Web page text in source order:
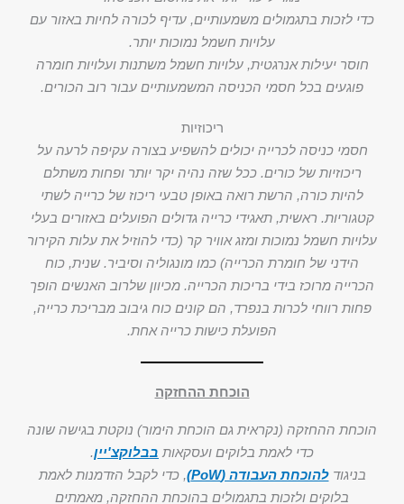
כדי לזכות בתגמולים משמעותיים, עדיף לכורה לחיות באזור עם
עלויות חשמל נמוכות יותר.
חוסר יעילות אנרגטית, עלויות חשמל משתנות ועלויות חומרה
פוגעים בכל חסמי הכניסה המשמעותיים עבור רוב הכורים.
ריכוזיות
חסמי כניסה לכרייה יכולים להשפיע בצורה עקיפה לרעה על
ריכוזיות של כורים. ככל שזה נהיה יקר יותר ופחות משתלם
להיות כורה, הרשת רואה באופן טבעי ריכוז של כרייה לשתי
קטגוריות. ראשית, תאגידי כרייה גדולים הפועלים באזורים בעלי
עלויות חשמל נמוכות ומזג אוויר קר (כדי להוזיל את עלות הקירור
הידני של חומרת הכרייה) כמו מונגוליה וסיביר. שנית, כוח
הכרייה מרוכז בידי בריכות הכרייה. מכיוון שלרוב האנשים הופך
פחות רווחי לכרות בנפרד, הם קונים כוח גיבוב מבריכת כרייה,
הפועלת כישות כרייה אחת.
הוכחת ההחזקה
הוכחת ההחזקה (נקראית גם הוכחת הימור) נוקטת בגישה שונה
כדי לאמת בלוקים ועסקאות בבלוקצ'יין.
בניגודלהוכחת העבודה (PoW)
, כדי לקבל הזדמנות לאמת
בלוקים ולזכות בתגמולים בהוכחת ההחזקה, מאמתים